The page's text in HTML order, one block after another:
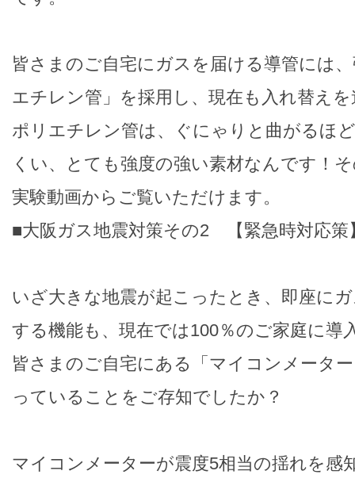
皆さまのご自宅にガスを届ける導管には
エチレン管」を採用し、現在も入れ替え
ポリエチレン管は、ぐにゃりと曲がるほ
くい、とても強度の強い素材なんです！
実験動画からご覧いただけます。
■大阪ガス地震対策その2 【緊急時対応策
いざ大きな地震が起こったとき、即座に
する機能も、現在では100％のご家庭に導
皆さまのご自宅にある「マイコンメータ
っていることをご存知でしたか？
マイコンメーターが震度5相当の揺れを感